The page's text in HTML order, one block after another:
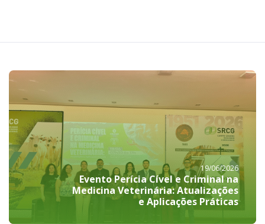
19/06/2026
Evento Perícia Cível e Criminal na
Medicina Veterinária: Atualizações
e Aplicações Práticas